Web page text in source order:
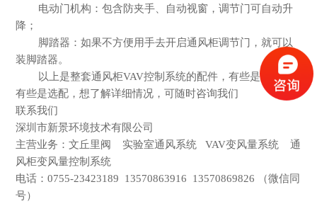
电动门机构：包含防夹手、自动视窗，调节门可自动升
降；
脚踏器：如果不方便用手去开启通风柜调节门，就可以
装脚踏器。
以上是整套通风柜VAV控制系统的配件，有些是标配，
有些是选配，想了解详细情况，可随时咨询我们
联系我们
深圳市新景环境技术有限公司
主营业务：文丘里阀 实验室通风系统 VAV变风量系统 通
风柜变风量控制系统
电话： 0755-23423189 13570863916 13570869826 （微信同
号）